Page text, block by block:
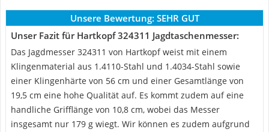
Unsere Bewertung: SEHR GUT
Unser Fazit für Hartkopf 324311 Jagdtaschenmesser:
Das Jagdmesser 324311 von Hartkopf weist mit einem
Klingenmaterial aus 1.4110-Stahl und 1.4034-Stahl sowie
einer Klingenhärte von 56 cm und einer Gesamtlänge von
19,5 cm eine hohe Qualität auf. Es kommt zudem auf eine
handliche Grifflänge von 10,8 cm, wobei das Messer
insgesamt nur 179 g wiegt. Wir können es zudem aufgrund